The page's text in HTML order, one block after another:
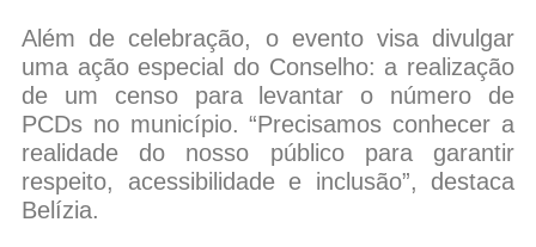
Além de celebração, o evento visa divulgar
uma ação especial do Conselho: a realização
de um censo para levantar o número de
PCDs no município. “Precisamos conhecer a
realidade do nosso público para garantir
respeito, acessibilidade e inclusão”, destaca
Belízia.